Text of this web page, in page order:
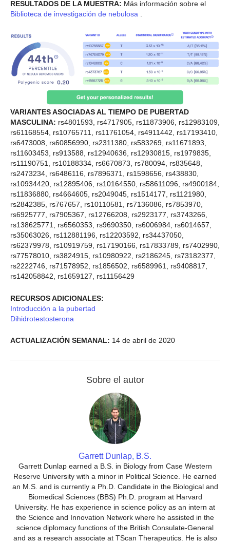
RESULTADOS DE LA MUESTRA: Más información sobre el
Biblioteca de investigación de nebulosa
VARIANTES ASOCIADAS AL TIEMPO DE PUBERTAD
MASCULINA: rs4801593, rs4717905, rs11873906, rs12983109,
rs61168554, rs10765711, rs11761054, rs4911442, rs17193410,
rs6473008, rs60856990, rs2311380, rs583269, rs11671893,
rs11603453, rs913588, rs12940636, rs12930815, rs1979835,
rs11190751, rs10188334, rs6670873, rs780094, rs835648,
rs2473234, rs6486116, rs7896371, rs1598656, rs438830,
rs10934420, rs12895406, rs10164550, rs58611096, rs4900184,
rs11836880, rs4664605, rs2049045, rs1514177, rs1121980,
rs2842385, rs767657, rs10110581, rs7136086, rs7853970,
rs6925777, rs7905367, rs12766208, rs2923177, rs3743266,
rs138625771, rs6560353, rs9690350, rs6006984, rs6014657,
rs35063026, rs112881196, rs12203592, rs34437050,
rs62379978, rs10919759, rs17190166, rs17833789, rs7402990,
rs77578010, rs3824915, rs10980922, rs2186245, rs73182377,
rs2222746, rs71578952, rs1856502, rs6589961, rs9408817,
rs142058842, rs1659127, rs11156429
RECURSOS ADICIONALES:
Introducción a la pubertad
Dihidrotestosterona
ACTUALIZACIÓN SEMANAL: 14 de abril de 2020
Sobre el autor
Garrett Dunlap, B.S.
Garrett Dunlap earned a B.S. in Biology from Case Western
Reserve University with a minor in Political Science. He earned
an M.S. and is currently a Ph.D. Candidate in the Biological and
Biomedical Sciences (BBS) Ph.D. program at Harvard
University. He has experience in science policy as an intern at
the Science and Innovation Network where he assisted in the
science diplomacy functions of the British Consulate-General
and as a research associate at TScan Therapeutics. He is also